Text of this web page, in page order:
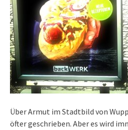
Über Armut im Stadtbild von
öfter geschrieben. Aber es wird